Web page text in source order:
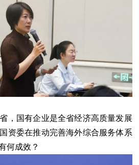
国有企业是全省经济高质量发展
资委在推动完善海外综合服务体系
何成效？